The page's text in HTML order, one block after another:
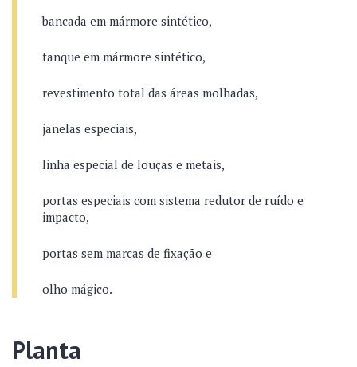
bancada em mármore sintético,
tanque em mármore sintético,
revestimento total das áreas molhadas,
janelas especiais,
linha especial de louças e metais,
portas especiais com sistema redutor de ruído e
impacto,
portas sem marcas de fixação e
olho mágico.
Planta